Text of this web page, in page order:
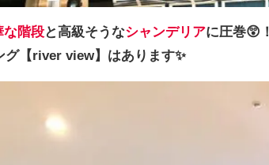
な階段と高級そうなシャンデリアに圧巻😲！
グ【river view】はあります✨